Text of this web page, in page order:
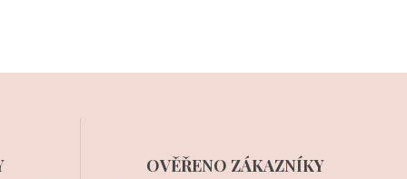
OVĚŘENO ZÁKAZNÍKY